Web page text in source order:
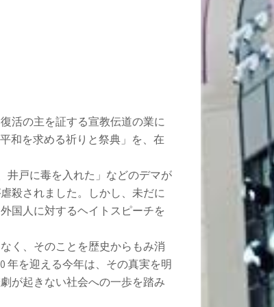
活の主を証する宣教伝道の業に
和を求める祈りと祭典」を、在
井戸に毒を入れた」などのデマが
殺されました。しかし、未だに
国人に対するヘイトスピーチを
く、そのことを歴史からもみ消
年を迎える今年は、その真実を明
が起きない社会への一歩を踏み